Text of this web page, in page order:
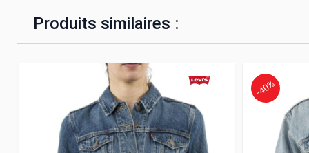
Produits similaires :
-40%